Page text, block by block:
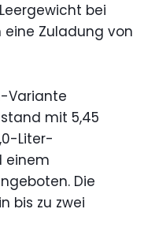
bei
eine Zuladung von
Variante
mit 5,45
Liter-
einem
Die
bis zu zwei